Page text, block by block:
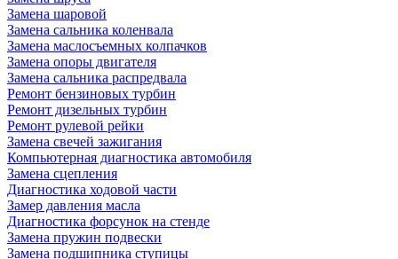
Замена шаровой
Замена сальника коленвала
Замена маслосъемных колпачков
Замена опоры двигателя
Замена сальника распредвала
Ремонт бензиновых турбин
Ремонт дизельных турбин
Ремонт рулевой рейки
Замена свечей зажигания
Компьютерная диагностика автомобиля
Замена сцепления
Диагностика ходовой части
Замер давления масла
Диагностика форсунок на стенде
Замена пружин подвески
Замена подшипника ступицы